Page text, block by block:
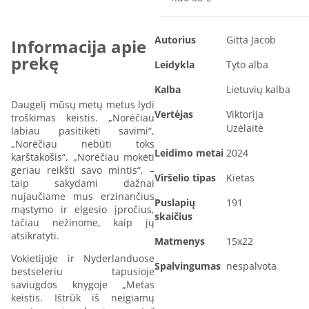
Informacija apie
prekę
Daugelį mūsų metų metus lydi
troškimas keistis. „Norėčiau
labiau pasitikėti savimi“,
„Norėčiau nebūti toks
karštakošis“, „Norėčiau mokėti
geriau reikšti savo mintis“, –
taip sakydami dažnai
nujaučiame mus erzinančius
mąstymo ir elgesio įpročius,
tačiau nežinome, kaip jų
atsikratyti.
Vokietijoje ir Nyderlanduose
bestseleriu tapusioje
saviugdos knygoje „Metas
keistis. Ištrūk iš neigiamų
Autorius
Gitta Jacob
Leidykla
Tyto alba
Kalba
Lietuvių kalba
Vertėjas
Viktorija
Uzėlaitė
Leidimo metai 2024
Viršelio tipas
Kietas
Puslapių
skaičius
191
Matmenys
15x22
Spalvingumas nespalvota